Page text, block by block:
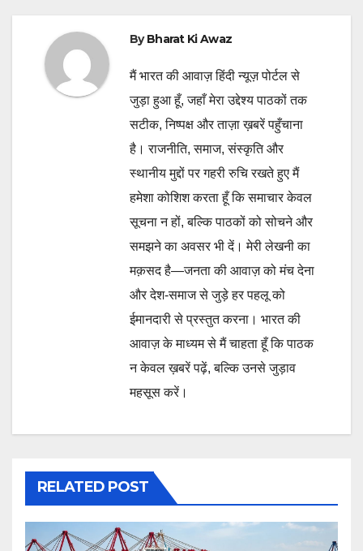
ByBharat Ki Awaz
मैं भारत की आवाज़ हिंदी न्यूज़ पोर्टल से
जुड़ा हुआ हूँ, जहाँ मेरा उद्देश्य पाठकों तक
सटीक, निष्पक्ष और ताज़ा ख़बरें पहुँचाना
है। राजनीति, समाज, संस्कृति और
स्थानीय मुद्दों पर गहरी रुचि रखते हुए मैं
हमेशा कोशिश करता हूँ कि समाचार केवल
सूचना न हों, बल्कि पाठकों को सोचने और
समझने का अवसर भी दें। मेरी लेखनी का
मक़सद है—जनता की आवाज़ को मंच देना
और देश-समाज से जुड़े हर पहलू को
ईमानदारी से प्रस्तुत करना। भारत की
आवाज़ के माध्यम से मैं चाहता हूँ कि पाठक
न केवल ख़बरें पढ़ें, बल्कि उनसे जुड़ाव
महसूस करें।
RELATED POST